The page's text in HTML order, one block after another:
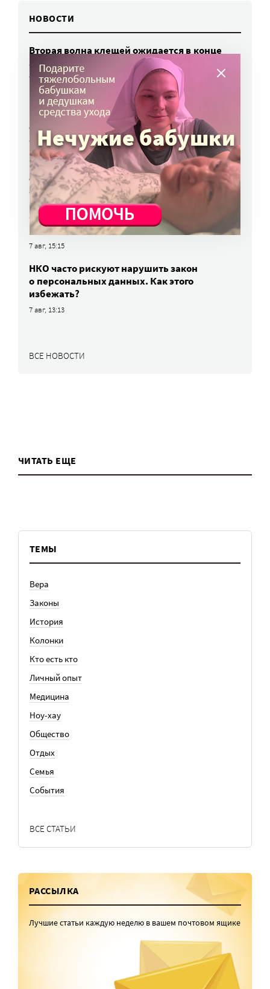
НОВОСТИ
Вторая волна клещей ожидается в конце
августа — начале сентября
7 авг, 19:25
Родных, которые могут взять ребенка
из проблемной семьи, предлагают искать
с полицией
7 авг, 17:06
Родителей детей-инвалидов просят пройти
опрос о трудоустройстве
7 авг, 15:34
«Энхерту» от рака груди включили
в перечень жизненно важных препаратов
7 авг, 15:15
НКО часто рискуют нарушить закон
о персональных данных. Как этого
избежать?
7 авг, 13:13
ВСЕ НОВОСТИ
ЧИТАТЬ ЕЩЕ
ТЕМЫ
Вера
Законы
История
Колонки
Кто есть кто
Личный опыт
Медицина
Ноу-хау
Общество
Отдых
Семья
События
ВСЕ СТАТЬИ
РАССЫЛКА
Лучшие статьи каждую неделю в вашем почтовом ящике